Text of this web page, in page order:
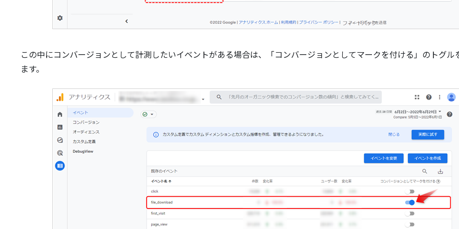
この中にコンバージョンとして計測したいイベントがある場合は、「コンバージョンとしてマークを付ける」のトグル
ます。